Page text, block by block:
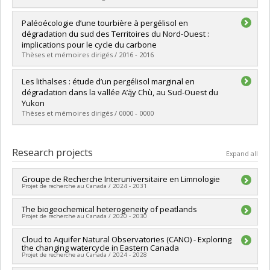
Graduate :Lapointe Elmrabti, Lyna
Cycle :Master's
Grade :M. Sc.
Lien vers le document dans Papyrus
Paléoécologie d’une tourbière à pergélisol en
dégradation du sud des Territoires du Nord-Ouest :
implications pour le cycle du carbone
Thèses et mémoires dirigés / 2016 - 2016
Graduate :Pelletier, Nicolas
Cycle :Master's
Grade :
Lien vers le document dans Papyrus
Les lithalses : étude d’un pergélisol marginal en
dégradation dans la vallée A’ą̈y Chù, au Sud-Ouest du
Yukon
Thèses et mémoires dirigés / 0000 - 0000
Cycle :Master's
Grade :M. Sc.
Lien vers le document dans Papyrus
Research projects Expand all
Groupe de Recherche Interuniversitaire en Limnologie
Projet de recherche au Canada / 2024 - 2031
Lead researcher : Jean-François Lapierre
Co-researchers : Pierre Legendre,
Sébastien Sauvé,Marc Amyot,Roxane Maranger,Julie
Talbot ,Sophie Breton,Sandra Ann Binning,Matthew Regan,
Audrey Campeau,Benjamin Gwinneth,Katalin Patonai
Nathalie Tufenkji,Irene Gregory-Eaves,Pierre Magnan,
The biogeochemical heterogeneity of peatlands
Projet de recherche au Canada / 2020 - 2030
Lead researcher : Julie Talbot
Funding sources:CRSNG/Conseil de recherches en sciences
naturelles et génie du Canada (CRSNG)
Cloud to Aquifer Natural Observatories (CANO) - Exploring
the changing watercycle in Eastern Canada
Projet de recherche au Canada / 2024 - 2028